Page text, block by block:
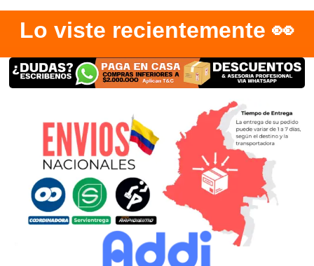
Lo viste recientemente 👀